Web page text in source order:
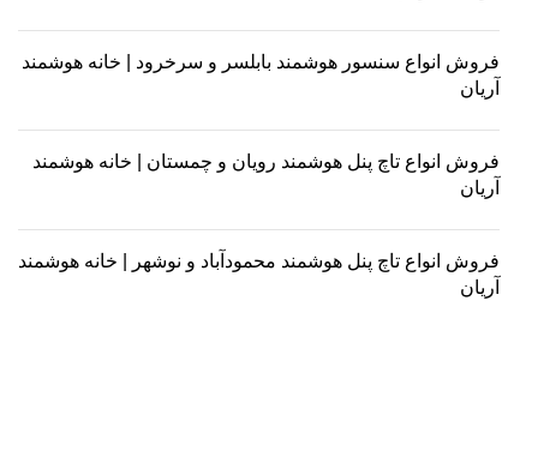
فروش انواع سنسور هوشمند بابلسر و سرخرود | خانه هوشمند
آریان
فروش انواع تاچ پنل هوشمند رویان و چمستان | خانه هوشمند
آریان
فروش انواع تاچ پنل هوشمند محمودآباد و نوشهر | خانه هوشمند
آریان